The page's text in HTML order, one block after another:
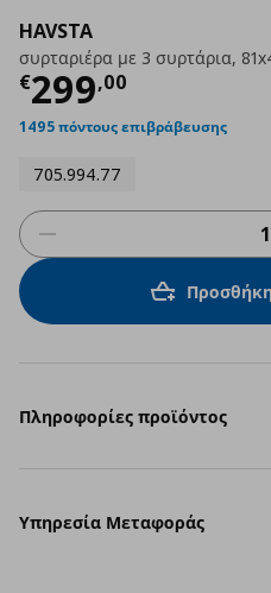
HAVSTA
συρταριέρα με 3 συρτάρια,
€299,00
Τρέχουσα
1495 πόντους επιβράβευσης
705.994.77
Πληροφορίες προϊόντος
Υπηρεσία Μεταφοράς